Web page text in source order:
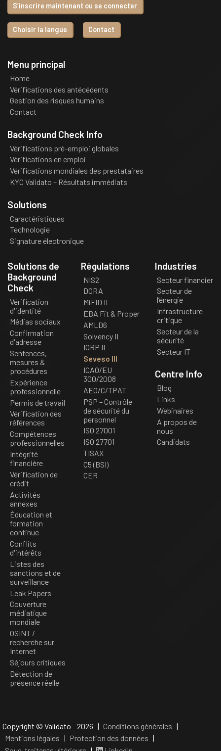
S’inscrire maintenant ou se connecter
Choisir la langue Contact
Menu principal
Home
Vérifications des antécédents
Gestion des risques humains
Contact
Background Check Info
Vérifications pré-emploi globales
Vérifications en emploi
Vérifications mondiales des prestataires
KYC Validato – Résultats immédiats
Solutions
Caractéristiques
Technologie
Signature électronique
Solutions de
Background
Check
Vérification
d'identité
Médias sociaux
Confirmation
d'adresse
Sentences,
mesures &
procédures
Expérience
professionnelle
Permis de travail
Vérification des
références
Compétences
professionnelles
Intégrité
financière
Vérification de
crédit
Activités
annexes
Éducation et
formation
continue
Conflits
d'intérêts
Listes des
sanctions et de
surveillance
Leak Papers
Couverture
médiatique
mondiale
OSINT /
recherche sur
Internet
Séjours critiques
Détection de
présence réelle
Régulations
NIS2
DORA
MiFID II
EBA Fit & Proper
AMLD6
Solvency II
IORP II
Seveso III
ICAO/EU
300/2008
AEO/C/TPAT
PSP – Contrôle
de sécurité du
personnel
ISO 27001
ISO 27701
TISAX
C5 (BSI)
CER
Industries
Secteur financier
Secteur de
l’énergie
Infrastructure
critique
Secteur de la
sécurité
Secteur IT
Centre Info
Blog
Links
Webinaires
A propos de
nous
Candidats
Copyright © Validato - 2026 | Conditions générales |
Mentions légales | Protection des données |